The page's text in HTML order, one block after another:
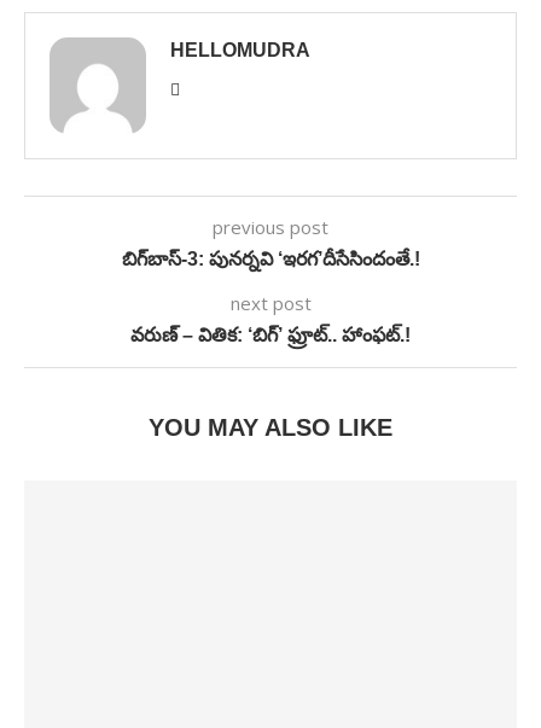
HELLOMUDRA
previous post
బిగ్‌బాస్‌-3: పునర్నవి ‘ఇరగ’దీసేసిందంతే.!
next post
వరుణ్‌ – వితిక: ‘బిగ్‌’ ఫ్రూట్.. హాంఫట్.!
YOU MAY ALSO LIKE